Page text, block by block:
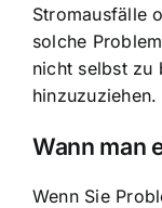
Stromausfälle
solche
nicht selbst zu
hinzuzuziehen.
Wann man
Wenn Sie